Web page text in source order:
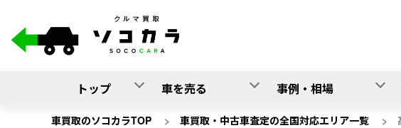
トップ 車を売る 事例・相場
車買取のソコカラTOP > 車買取・中古車査定の全国対応エリア一覧 >